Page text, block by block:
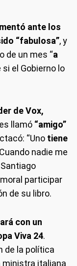
ante los
“fabulosa”, y
de un mes “a
si el Gobierno lo
de Vox,
llamó “amigo”
“Uno tiene
nadie me
participar
de su libro.
con un
Viva 24.
de la política
ministra italiana